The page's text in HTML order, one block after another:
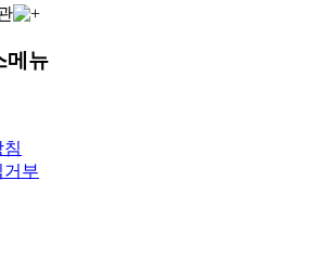
메뉴
거부